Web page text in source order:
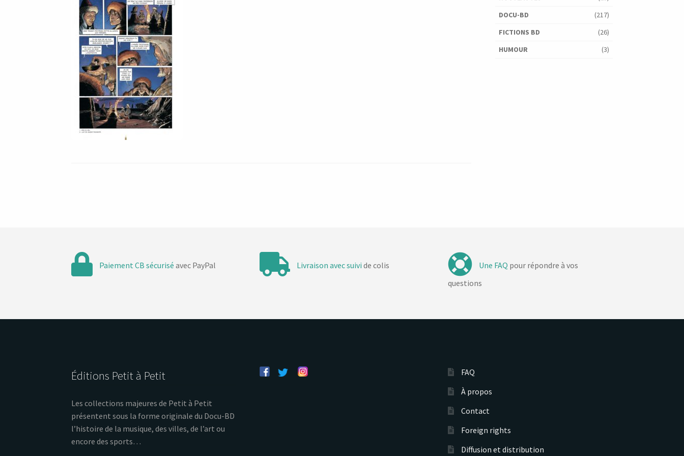
DOCU-BD
(217)
FICTIONS BD
(26)
HUMOUR
(3)
Paiement CB sécurisé avec PayPal Livraison avec suivi de colis Une FAQ pour répondre à vos
questions
Éditions Petit à Petit
Les collections majeures de Petit à Petit
présentent sous la forme originale du Docu-BD
l’histoire de la musique, des villes, de l’art ou
encore des sports…
FAQ
À propos
Contact
Foreign rights
Diffusion et distribution